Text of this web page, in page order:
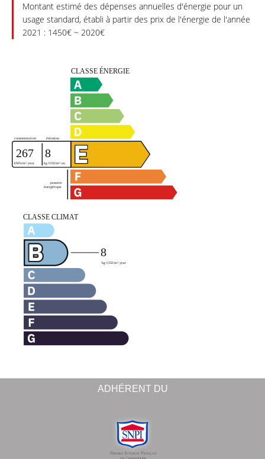
Montant estimé des dépenses annuelles d'énergie pour un
usage standard, établi à partir des prix de l'énergie de l'année
2021 : 1450€ ~ 2020€
ADHÉRENT DU